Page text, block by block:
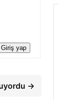
Giriş yap
→